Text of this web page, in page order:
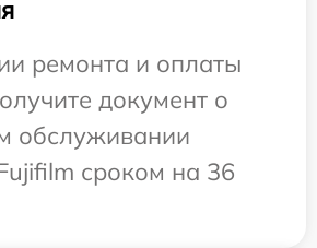
ремонта и оплаты
документ о
обслуживании
сроком на 36